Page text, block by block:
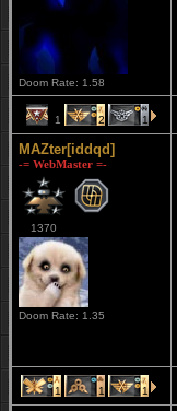
Doom Rate: 1.58
1 2 1
MAZter[iddqd]
-= WebMaster =-
1370
Doom Rate: 1.35
1 1 1